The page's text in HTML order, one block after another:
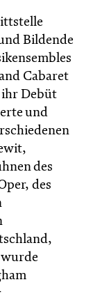
Bildende
Cabaret
ihr Debüt
und
des
des